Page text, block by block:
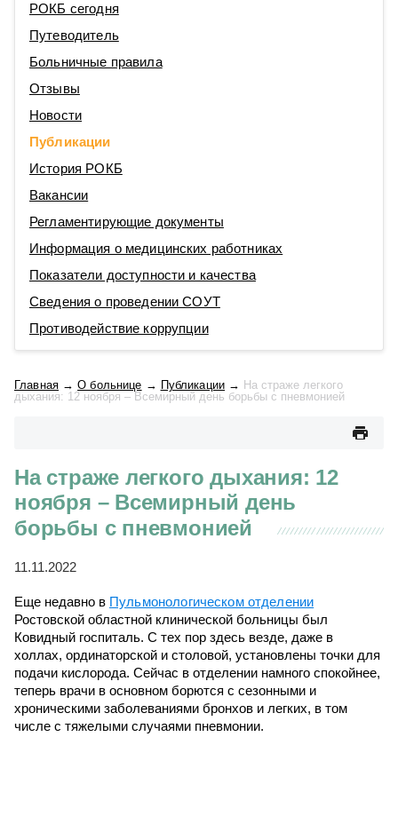
РОКБ сегодня
Путеводитель
Больничные правила
Отзывы
Новости
Публикации
История РОКБ
Вакансии
Регламентирующие документы
Информация о медицинских работниках
Показатели доступности и качества
Сведения о проведении СОУТ
Противодействие коррупции
Главная →О больнице → Публикации → На страже легкого
дыхания: 12 ноября – Всемирный день борьбы с пневмонией
На страже легкого дыхания: 12
ноября – Всемирный день
борьбы с пневмонией
11.11.2022
Еще недавно в Пульмонологическом отделении
Ростовской областной клинической больницы был
Ковидный госпиталь. С тех пор здесь везде, даже в
холлах, ординаторской и столовой, установлены точки для
подачи кислорода. Сейчас в отделении намного спокойнее,
теперь врачи в основном борются с сезонными и
хроническими заболеваниями бронхов и легких, в том
числе с тяжелыми случаями пневмонии.